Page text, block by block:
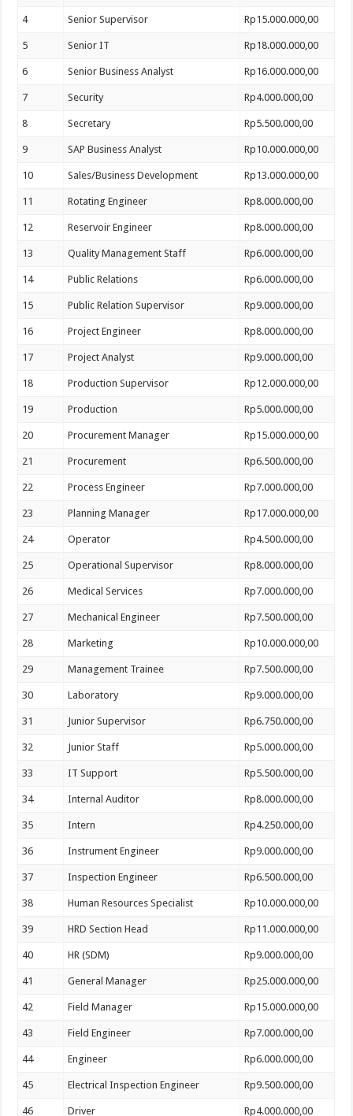
4 Senior Supervisor Rp15.000.000,00
5 Senior IT Rp18.000.000,00
6 Senior Business Analyst Rp16.000.000,00
7 Security Rp4.000.000,00
8 Secretary Rp5.500.000,00
9 SAP Business Analyst Rp10.000.000,00
10 Sales/Business Development Rp13.000.000,00
11 Rotating Engineer Rp8.000.000,00
12 Reservoir Engineer Rp8.000.000,00
13 Quality Management Staff Rp6.000.000,00
14 Public Relations Rp6.000.000,00
15 Public Relation Supervisor Rp9.000.000,00
16 Project Engineer Rp8.000.000,00
17 Project Analyst Rp9.000.000,00
18 Production Supervisor Rp12.000.000,00
19 Production Rp5.000.000,00
20 Procurement Manager Rp15.000.000,00
21 Procurement Rp6.500.000,00
22 Process Engineer Rp7.000.000,00
23 Planning Manager Rp17.000.000,00
24 Operator Rp4.500.000,00
25 Operational Supervisor Rp8.000.000,00
26 Medical Services Rp7.000.000,00
27 Mechanical Engineer Rp7.500.000,00
28 Marketing Rp10.000.000,00
29 Management Trainee Rp7.500.000,00
30 Laboratory Rp9.000.000,00
31 Junior Supervisor Rp6.750.000,00
32 Junior Staff Rp5.000.000,00
33 IT Support Rp5.500.000,00
34 Internal Auditor Rp8.000.000,00
35 Intern Rp4.250.000,00
36 Instrument Engineer Rp9.000.000,00
37 Inspection Engineer Rp6.500.000,00
38 Human Resources Specialist Rp10.000.000,00
39 HRD Section Head Rp11.000.000,00
40 HR (SDM) Rp9.000.000,00
41 General Manager Rp25.000.000,00
42 Field Manager Rp15.000.000,00
43 Field Engineer Rp7.000.000,00
44 Engineer Rp6.000.000,00
45 Electrical Inspection Engineer Rp9.500.000,00
46 Driver Rp4.000.000,00